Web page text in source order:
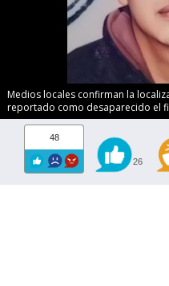
Medios locales confirman la
reportado como desaparecido el
48
26